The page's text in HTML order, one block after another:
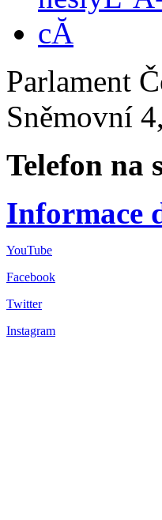
Parlament
Sněmovní
Telefon na
Informace
YouTube
Facebook
Twitter
Instagram